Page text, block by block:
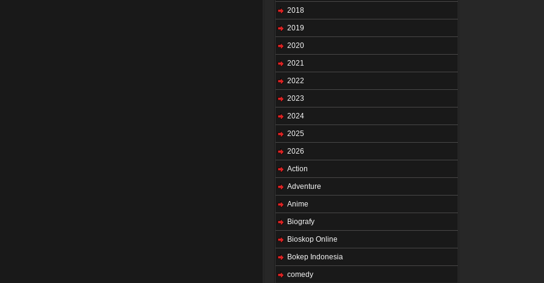
2018
2019
2020
2021
2022
2023
2024
2025
2026
Action
Adventure
Anime
Biografy
Bioskop Online
Bokep Indonesia
comedy